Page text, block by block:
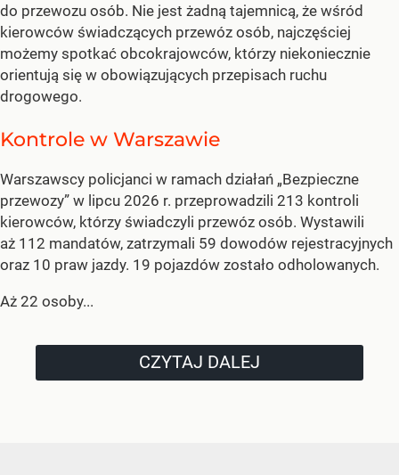
do przewozu osób. Nie jest żadną tajemnicą, że wśród
kierowców świadczących przewóz osób, najczęściej
możemy spotkać obcokrajowców, którzy niekoniecznie
orientują się w obowiązujących przepisach ruchu
drogowego.
Kontrole w Warszawie
Warszawscy policjanci w ramach działań „Bezpieczne
przewozy” w lipcu 2026 r. przeprowadzili 213 kontroli
kierowców, którzy świadczyli przewóz osób. Wystawili
aż 112 mandatów, zatrzymali 59 dowodów rejestracyjnych
oraz 10 praw jazdy. 19 pojazdów zostało odholowanych.
Aż 22 osoby...
CZYTAJ DALEJ